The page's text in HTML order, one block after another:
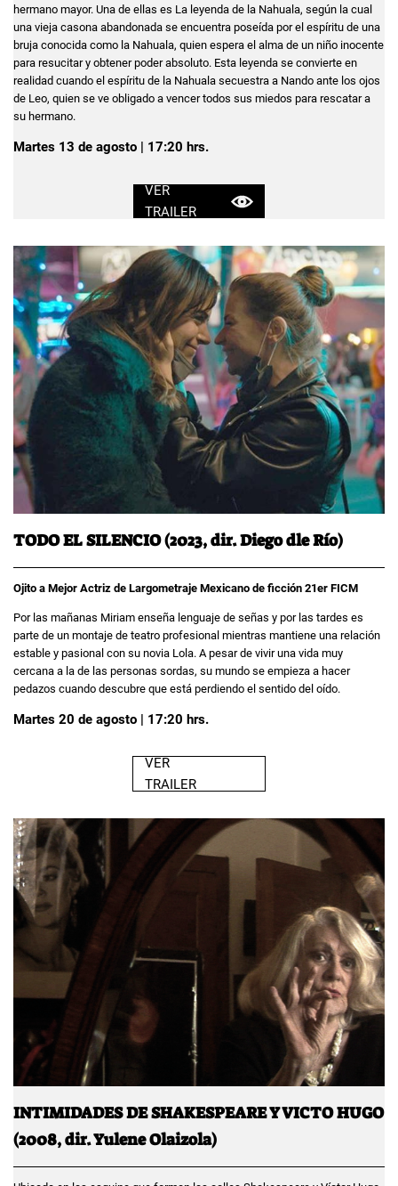
hermano mayor. Una de ellas es La leyenda de la Nahuala, según la cual
una vieja casona abandonada se encuentra poseída por el espíritu de una
bruja conocida como la Nahuala, quien espera el alma de un niño inocente
para resucitar y obtener poder absoluto. Esta leyenda se convierte en
realidad cuando el espíritu de la Nahuala secuestra a Nando ante los ojos
de Leo, quien se ve obligado a vencer todos sus miedos para rescatar a
su hermano.
Martes 13 de agosto | 17:20 hrs.
VER
TRAILER
TODO EL SILENCIO (2023, dir. Diego dle Río)
Ojito a Mejor Actriz de Largometraje Mexicano de ficción 21er FICM
Por las mañanas Miriam enseña lenguaje de señas y por las tardes es
parte de un montaje de teatro profesional mientras mantiene una relación
estable y pasional con su novia Lola. A pesar de vivir una vida muy
cercana a la de las personas sordas, su mundo se empieza a hacer
pedazos cuando descubre que está perdiendo el sentido del oído.
Martes 20 de agosto | 17:20 hrs.
VER
TRAILER
INTIMIDADES DE SHAKESPEARE Y VICTO HUGO
(2008, dir. Yulene Olaizola)